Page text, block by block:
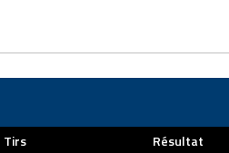
Tirs
Résultat